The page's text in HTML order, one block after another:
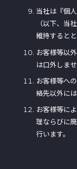
当社は『個
（以下、当
維持すると
お客様等以
は口外しませ
お客様等へ
絡先以外に
お客様等に
理ならびに
行います。